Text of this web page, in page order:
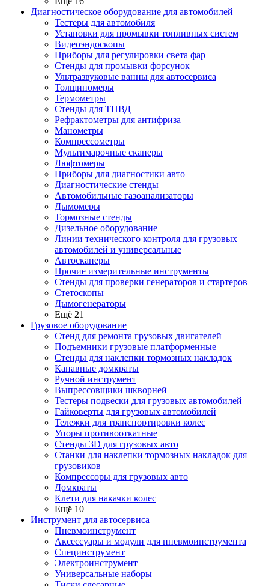
Диагностическое оборудование для автомобилей
Тестеры для автомобиля
Установки для промывки топливных систем
Видеоэндоскопы
Приборы для регулировки света фар
Стенды для промывки форсунок
Ультразвуковые ванны для автосервиса
Толщиномеры
Термометры
Стенды для ТНВД
Рефрактометры для антифриза
Манометры
Компрессометры
Мультимарочные сканеры
Люфтомеры
Приборы для диагностики авто
Диагностические стенды
Автомобильные газоанализаторы
Дымомеры
Тормозные стенды
Дизельное оборудование
Линии технического контроля для грузовых
автомобилей и универсальные
Автосканеры
Прочие измерительные инструменты
Стенды для проверки генераторов и стартеров
Стетоскопы
Дымогенераторы
Ещё 21
Грузовое оборудование
Стенд для ремонта грузовых двигателей
Подъемники грузовые платформенные
Стенды для наклепки тормозных накладок
Канавные домкраты
Ручной инструмент
Выпрессовщики шкворней
Тестеры подвески для грузовых автомобилей
Гайковерты для грузовых автомобилей
Тележки для транспортировки колес
Упоры противооткатные
Стенды 3D для грузовых авто
Станки для наклепки тормозных накладок для
грузовиков
Компрессоры для грузовых авто
Домкраты
Клети для накачки колес
Ещё 10
Инструмент для автосервиса
Пневмоинструмент
Аксессуары и модули для пневмоинструмента
Специнструмент
Электроинструмент
Универсальные наборы